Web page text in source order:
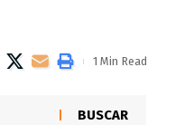
1 Min Read
BUSCAR